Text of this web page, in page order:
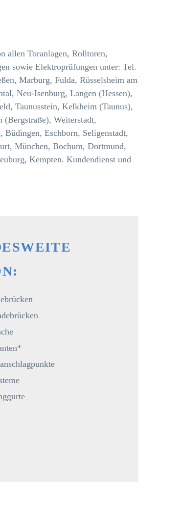
allen Toranlagen, Rolltoren,
sowie Elektroprüfungen unter: Tel.
Marburg, Fulda, Rüsselsheim am
Neu-Isenburg, Langen (Hessen),
Taunusstein, Kelkheim (Taunus),
Weiterstadt,
Eschborn, Seligenstadt,
München, Bochum, Dortmund,
Kempten. Kundendienst und